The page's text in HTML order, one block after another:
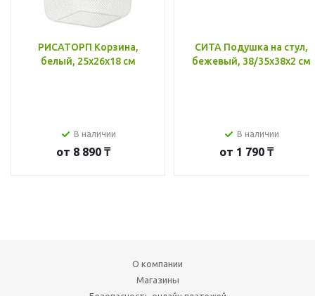
РИСАТОРП Корзина,
белый, 25x26x18 см
В наличии
от 8 890 ₸
СИТА Подушка на стул,
бежевый, 38/35x38x2 см
В наличии
от 1 790 ₸
О компании
Магазины